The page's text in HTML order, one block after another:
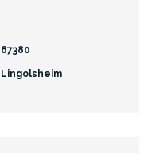
67380
Lingolsheim